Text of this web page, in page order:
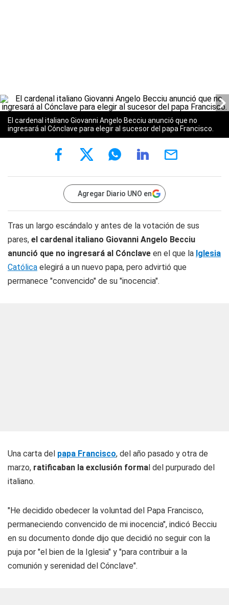
El cardenal italiano Giovanni Angelo Becciu anunció que no
ingresará al Cónclave para elegir al sucesor del papa Francisco.
Agregar Diario UNO en
Tras un largo escándalo y antes de la votación de sus
pares, el cardenal italiano Giovanni Angelo Becciu
anunció que no ingresará al Cónclave en el que la Iglesia
Católica elegirá a un nuevo papa, pero advirtió que
permanece "convencido" de su "inocencia".
Una carta del papa Francisco, del año pasado y otra de
marzo, ratificaban la exclusión formal del purpurado del
italiano.
"He decidido obedecer la voluntad del Papa Francisco,
permaneciendo convencido de mi inocencia", indicó Becciu
en su documento donde dijo que decidió no seguir con la
puja por "el bien de la Iglesia" y "para contribuir a la
comunión y serenidad del Cónclave".